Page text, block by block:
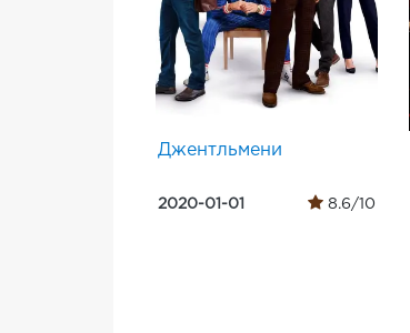
Джентльмени
2020-01-01 8.6/10